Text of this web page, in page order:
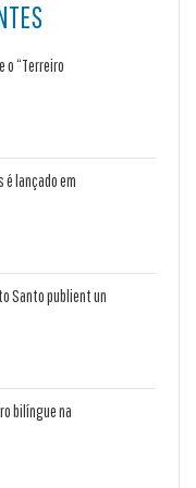
o “Terreiro
é lançado em
Santo publient un
bilíngue na